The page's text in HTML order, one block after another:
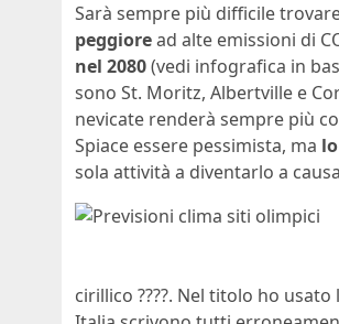
Sarà sempre più difficile
peggioread alte emissioni di
nel 2080(vedi infografica in
sono St. Moritz, Albertville e
nevicate renderà sempre più
Spiace essere pessimista, ma
sola attività a diventarlo a
cirillico ????. Nel titolo ho